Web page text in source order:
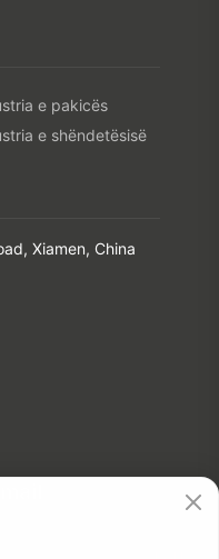
e pakicës
e shëndetësisë
Xiamen, China